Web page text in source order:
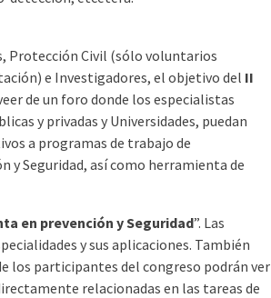
Protección Civil (sólo voluntarios
e Investigadores, el objetivo del II
de un foro donde los especialistas
y privadas y Universidades, puedan
a programas de trabajo de
y Seguridad, así como herramienta de
en prevención y Seguridad”. Las
y sus aplicaciones. También
los participantes del congreso podrán ver
relacionadas en las tareas de